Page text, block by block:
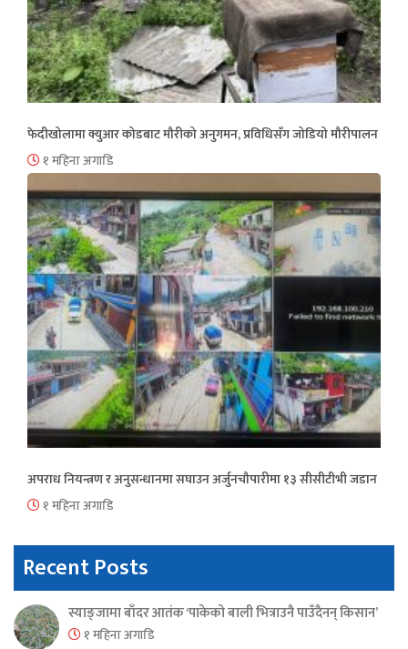
फेदीखोलामा क्युआर कोडबाट मौरीको अनुगमन, प्रविधिसँग जोडियो मौरीपालन
१ महिना अगाडि
अपराध नियन्त्रण र अनुसन्धानमा सघाउन अर्जुनचौपारीमा १३ सीसीटीभी जडान
१ महिना अगाडि
Recent Posts
स्याङ्जामा बाँदर आतंक ‘पाकेको बाली भित्राउनै पाउँदैनन् किसान’
१ महिना अगाडि